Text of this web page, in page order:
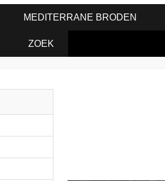
MEDITERRANE BRODEN
ZOEK